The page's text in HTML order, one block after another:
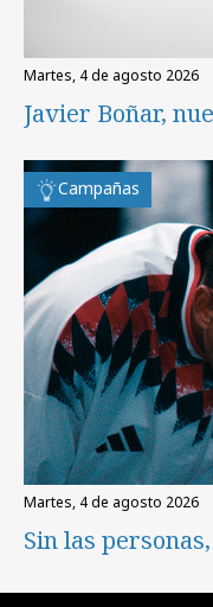
martes, 4 de agosto 2026
Javier Boñar,
Campañas
martes, 4 de agosto 2026
Sin las